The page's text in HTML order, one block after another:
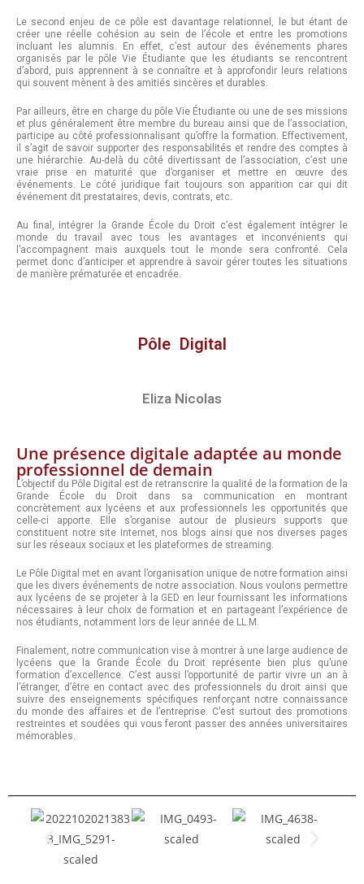
Le second enjeu de ce pôle est davantage relationnel, le but étant de
créer une réelle cohésion au sein de l’école et entre les promotions
incluant les alumnis. En effet, c’est autour des événements phares
organisés par le pôle Vie Étudiante que les étudiants se rencontrent
d’abord, puis apprennent à se connaître et à approfondir leurs relations
qui souvent mènent à des amitiés sincères et durables.
Par ailleurs, être en charge du pôle Vie Étudiante ou une de ses missions
et plus généralement être membre du bureau ainsi que de l’association,
participe au côté professionnalisant qu’offre la formation. Effectivement,
il s’agit de savoir supporter des responsabilités et rendre des comptes à
une hiérarchie. Au-delà du côté divertissant de l’association, c’est une
vraie prise en maturité que d’organiser et mettre en œuvre des
événements. Le côté juridique fait toujours son apparition car qui dit
événement dit prestataires, devis, contrats, etc.
Au final, intégrer la Grande École du Droit c’est également intégrer le
monde du travail avec tous les avantages et inconvénients qui
l’accompagnent mais auxquels tout le monde sera confronté. Cela
permet donc d’anticiper et apprendre à savoir gérer toutes les situations
de manière prématurée et encadrée.
Pôle Digital
Eliza Nicolas
Une présence digitale adaptée au monde
professionnel de demain
L’objectif du Pôle Digital est de retranscrire la qualité de la formation de la
Grande École du Droit dans sa communication en montrant
concrètement aux lycéens et aux professionnels les opportunités que
celle-ci apporte. Elle s’organise autour de plusieurs supports que
constituent notre site internet, nos blogs ainsi que nos diverses pages
sur les réseaux sociaux et les plateformes de streaming.
Le Pôle Digital met en avant l’organisation unique de notre formation ainsi
que les divers événements de notre association. Nous voulons permettre
aux lycéens de se projeter à la GED en leur fournissant les informations
nécessaires à leur choix de formation et en partageant l’expérience de
nos étudiants, notamment lors de leur année de LL.M.
Finalement, notre communication vise à montrer à une large audience de
lycéens que la Grande École du Droit représente bien plus qu’une
formation d’excellence. C’est aussi l’opportunité de partir vivre un an à
l’étranger, d’être en contact avec des professionnels du droit ainsi que
suivre des enseignements spécifiques renforçant notre connaissance
du monde des affaires et de l’entreprise. C’est surtout des promotions
restreintes et soudées qui vous feront passer des années universitaires
mémorables.